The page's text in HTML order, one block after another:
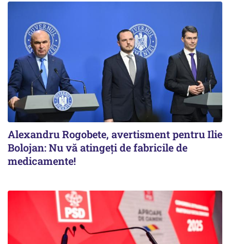
Alexandru Rogobete, avertisment pentru Ilie
Bolojan: Nu vă atingeți de fabricile de
medicamente!